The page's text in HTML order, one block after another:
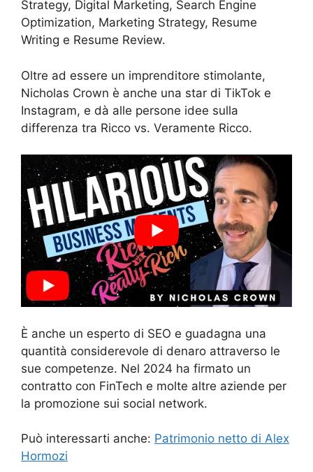
Strategy, Digital Marketing, Search Engine
Optimization, Marketing Strategy, Resume
Writing e Resume Review.
Oltre ad essere un imprenditore stimolante,
Nicholas Crown è anche una star di TikTok e
Instagram, e dà alle persone idee sulla
differenza tra Ricco vs. Veramente Ricco.
È anche un esperto di SEO e guadagna una
quantità considerevole di denaro attraverso le
sue competenze. Nel 2024 ha firmato un
contratto con FinTech e molte altre aziende per
la promozione sui social network.
Può interessarti anche: Patrimonio netto di Alex
Hormozi